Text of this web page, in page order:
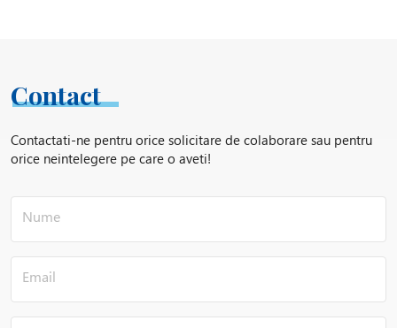
Contact
Contactati-ne pentru orice solicitare de colaborare sau pentru
orice neintelegere pe care o aveti!